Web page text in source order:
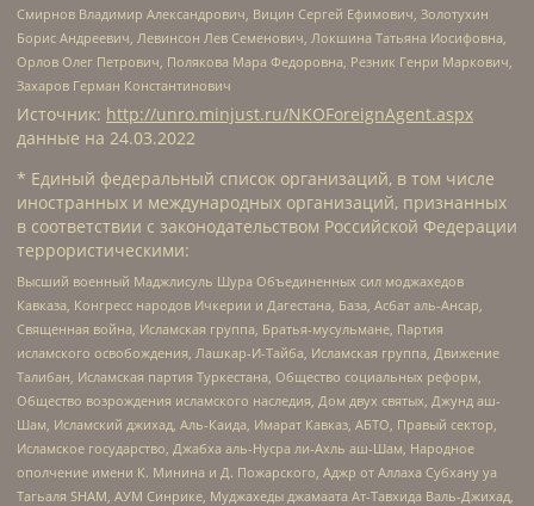
Смирнов Владимир Александрович, Вицин Сергей Ефимович, Золотухин
Борис Андреевич, Левинсон Лев Семенович, Локшина Татьяна Иосифовна,
Орлов Олег Петрович, Полякова Мара Федоровна, Резник Генри Маркович,
Захаров Герман Константинович
Источник: http://unro.minjust.ru/NKOForeignAgent.aspx
данные на 24.03.2022
* Единый федеральный список организаций, в том числе
иностранных и международных организаций, признанных
в соответствии с законодательством Российской Федерации
террористическими:
Высший военный Маджлисуль Шура Объединенных сил моджахедов
Кавказа, Конгресс народов Ичкерии и Дагестана, База, Асбат аль-Ансар,
Священная война, Исламская группа, Братья-мусульмане, Партия
исламского освобождения, Лашкар-И-Тайба, Исламская группа, Движение
Талибан, Исламская партия Туркестана, Общество социальных реформ,
Общество возрождения исламского наследия, Дом двух святых, Джунд аш-
Шам, Исламский джихад, Аль-Каида, Имарат Кавказ, АБТО, Правый сектор,
Исламское государство, Джабха аль-Нусра ли-Ахль аш-Шам, Народное
ополчение имени К. Минина и Д. Пожарского, Аджр от Аллаха Субхану уа
Тагьаля SHAM, АУМ Синрике, Муджахеды джамаата Ат-Тавхида Валь-Джихад,